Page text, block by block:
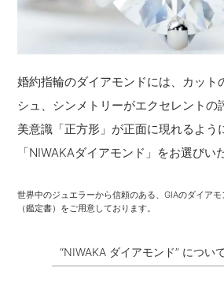
婚約指輪のダイアモンドには、カット
シュ、シンメトリーがエクセレントの
美意識「正方形」が正面に現れるよう
「NIWAKAダイアモンド」をお選びい
世界中のジュエラーから信頼のある、GIAのダイア
（鑑定書）をご用意しております。
“NIWAKA ダイアモンド” につい